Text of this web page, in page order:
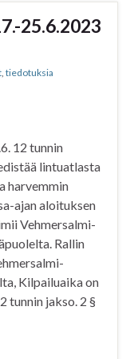
25.6.2023
tiedotuksia
12 tunnin
lintuatlasta
harvemmin
ajan aloituksen
Vehmersalmi-
Rallin
Kilpailuaika on
tunnin jakso. 2 §